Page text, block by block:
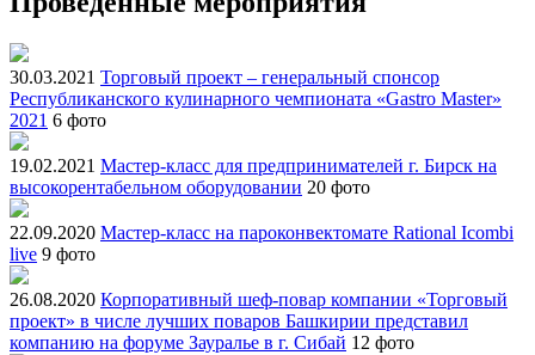
30.03.2021 Торговый проект – генеральный спонсор
Республиканского кулинарного чемпионата «Gastro Master»
2021 6 фото
19.02.2021 Мастер-класс для предпринимателей г. Бирск на
высокорентабельном оборудовании 20 фото
22.09.2020 Мастер-класс на пароконвектомате Rational Icombi
live 9 фото
26.08.2020 Корпоративный шеф-повар компании «Торговый
проект» в числе лучших поваров Башкирии представил
компанию на форуме Зауралье в г. Сибай 12 фото